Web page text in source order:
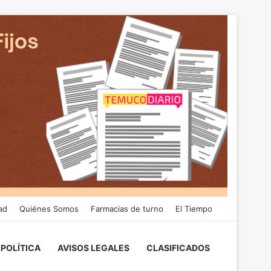
Quiénes Somos Farmacias de turno El Tiempo
POLÍTICA AVISOS LEGALES CLASIFICADOS